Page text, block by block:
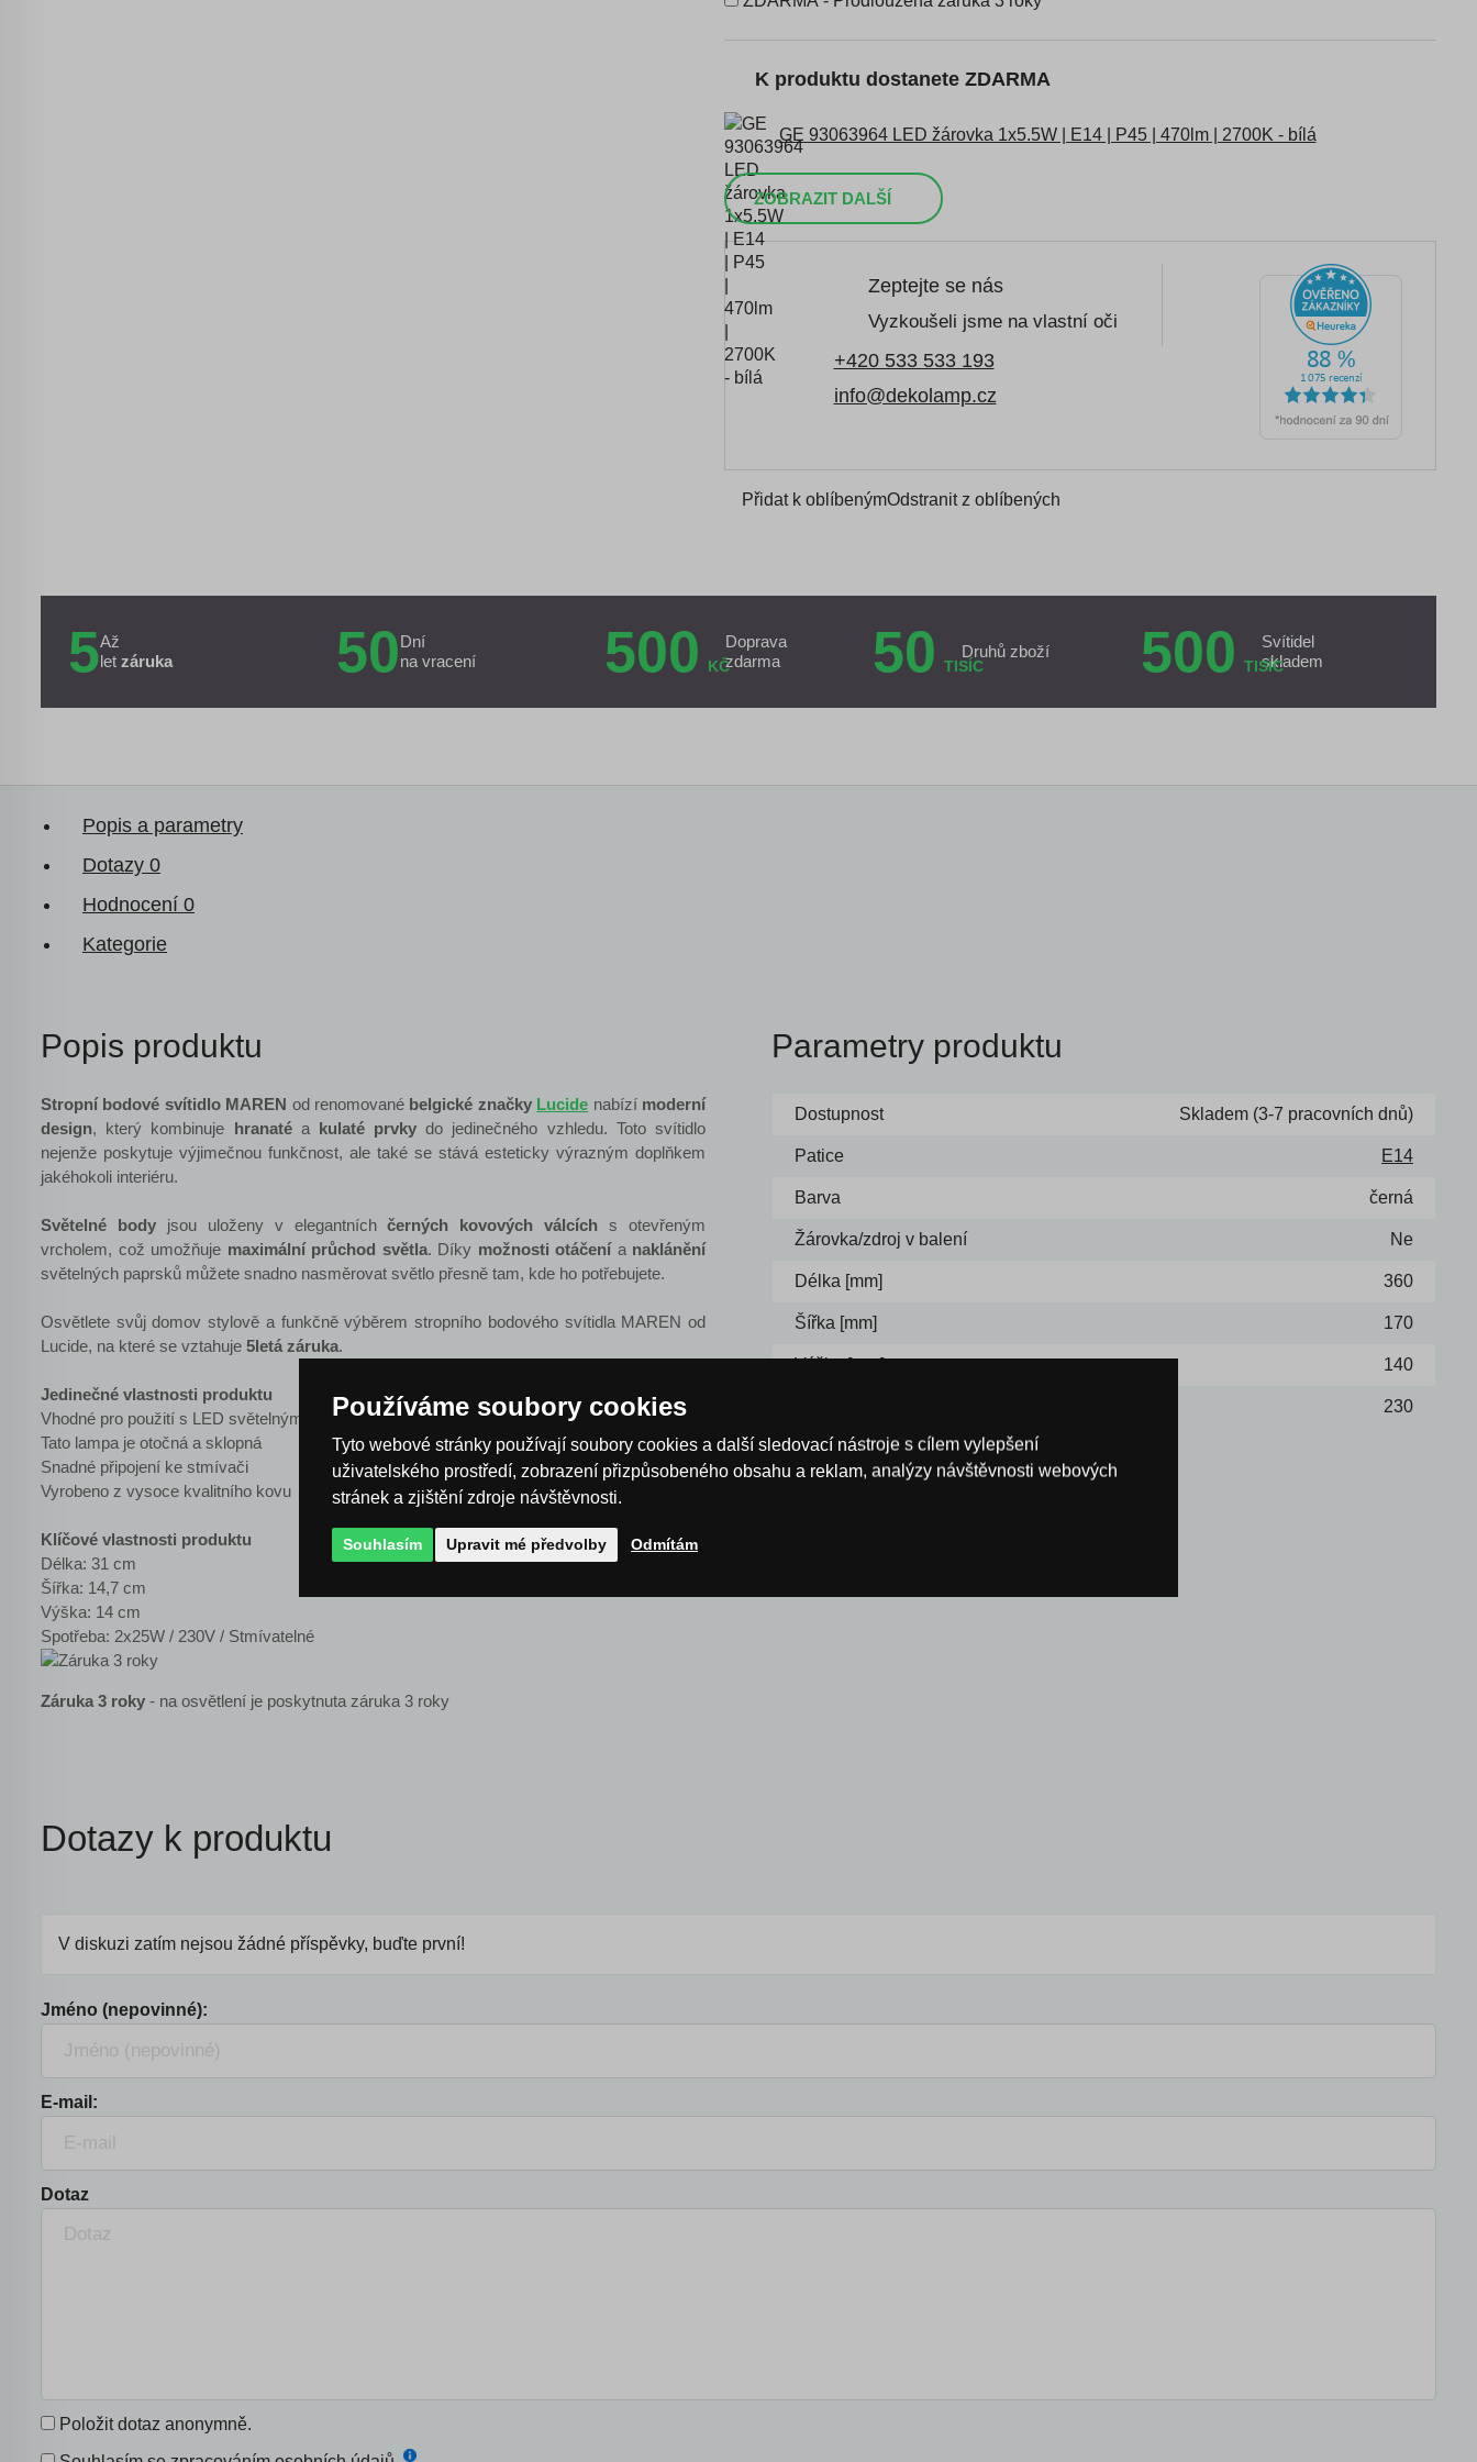
K produktu dostanete ZDARMA
GE 93063964 LED žárovka 1x5.5W | E14 | P45 | 470lm | 2700K - bílá
ZOBRAZIT DALŠÍ
Zeptejte se nás
Vyzkoušeli jsme na vlastní oči
+420 533 533 193
info@dekolamp.cz
Přidat k oblíbenýmOdstranit z oblíbených
5Až
let záruka 50Dní
na vracení
500 KČ
Doprava
zdarma
50 TISÍC
Druhů zboží 500 TISÍC
Svítidel
skladem
Popis a parametry
Dotazy 0
Hodnocení 0
Kategorie
Popis produktu
Stropní bodové svítidlo MAREN od renomované belgické značky Lucide nabízí moderní
design, který kombinuje hranaté a kulaté prvkydo jedinečného vzhledu. Toto svítidlo
nejenže poskytuje výjimečnou funkčnost, ale také se stává esteticky výrazným doplňkem
jakéhokoli interiéru.
Světelné bodyjsou uloženy v elegantníchčerných kovových válcíchs otevřeným
vrcholem, což umožňuje maximální průchod světla. Díky možnosti otáčení a naklánění
světelných paprsků můžete snadno nasměrovat světlo přesně tam, kde ho potřebujete.
Osvětlete svůj domov stylově a funkčně výběrem stropního bodového svítidla MAREN od
Lucide, na které se vztahuje 5letá záruka.
Jedinečné vlastnosti produktu
Vhodné pro použití s ​​LED světelnými zdroji
Tato lampa je otočná a sklopná
Snadné připojení ke stmívači
Vyrobeno z vysoce kvalitního kovu
Klíčové vlastnosti produktu
Délka: 31 cm
Šířka: 14,7 cm
Výška: 14 cm
Spotřeba: 2x25W / 230V / Stmívatelné
Záruka 3 roky - na osvětlení je poskytnuta záruka 3 roky
Parametry produktu
Dostupnost Skladem (3-7 pracovních dnů)
Patice E14
Barva černá
Žárovka/zdroj v balení Ne
Délka [mm] 360
Šířka [mm] 170
Výška [mm] 140
230
Dotazy k produktu
V diskuzi zatím nejsou žádné příspěvky, buďte první!
Jméno (nepovinné):
E-mail:
Dotaz
Položit dotaz anonymně.
Používáme soubory cookies
Tyto webové stránky používají soubory cookies a další sledovací nástroje s cílem vylepšení
uživatelského prostředí, zobrazení přizpůsobeného obsahu a reklam, analýzy návštěvnosti webových
stránek a zjištění zdroje návštěvnosti.
Souhlasím Upravit mé předvolby Odmítám